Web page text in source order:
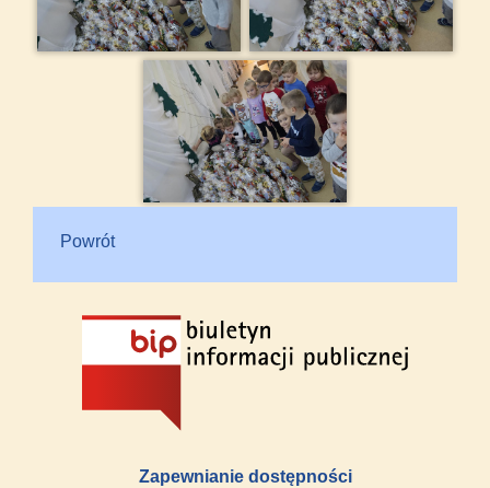
Powrót
Zapewnianie dostępności